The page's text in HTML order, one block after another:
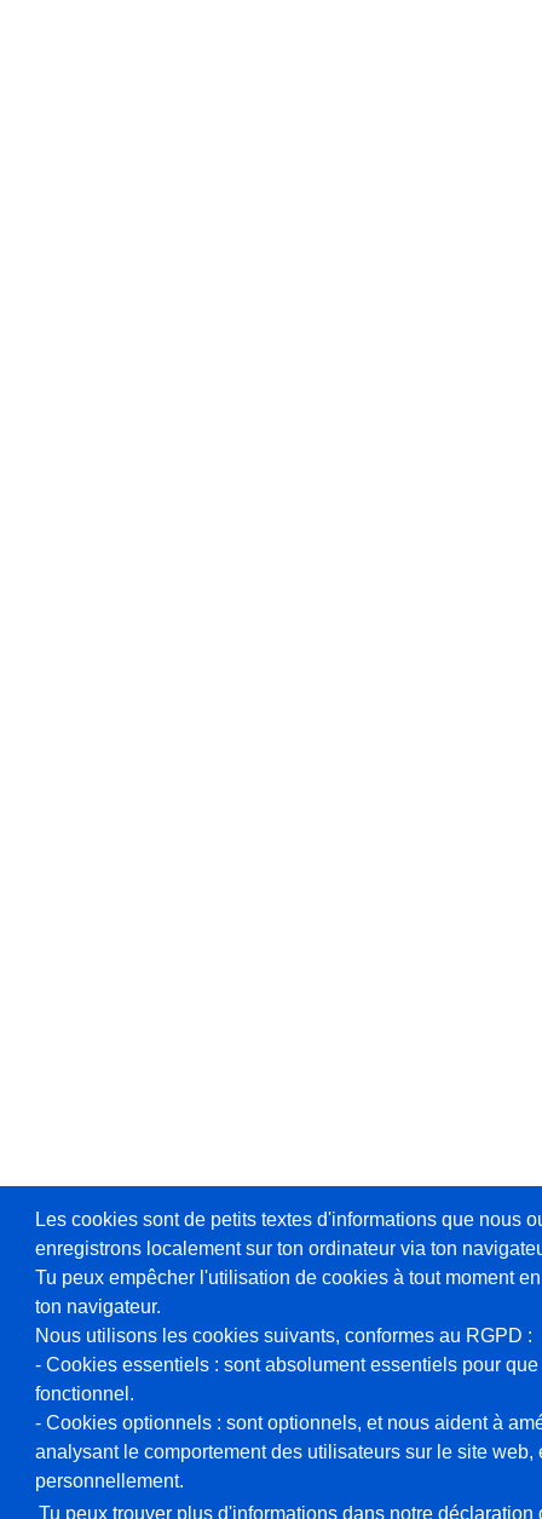
Les cookies sont de petits textes d'informations que nous
enregistrons localement sur ton ordinateur via ton
Tu peux empêcher l'utilisation de cookies à tout moment
ton navigateur.
Nous utilisons les cookies suivants, conformes au RGPD :
- Cookies essentiels : sont absolument essentiels pour
fonctionnel.
- Cookies optionnels : sont optionnels, et nous aident à
analysant le comportement des utilisateurs sur le site web,
personnellement.
Tu peux trouver plus d'informations dans notre déclaration